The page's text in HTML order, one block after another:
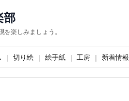
部
楽しみましょう。
切り絵 絵手紙 工房 新着情報